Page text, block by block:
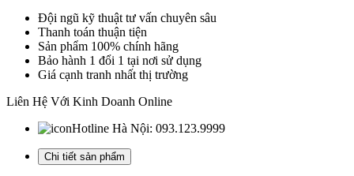
5.6Ghz,
nhân/
33MB
TRAY
Đội ngũ kỹ thuật tư vấn chuyên sâu
Thanh toán thuận tiện
Sản phẩm 100% chính hãng
Bảo hành 1 đổi 1 tại nơi sử dụng
Giá cạnh tranh nhất thị trường
Liên Hệ Với Kinh Doanh Online
Hotline Hà Nội: 093.123.9999
Chi tiết sản phẩm